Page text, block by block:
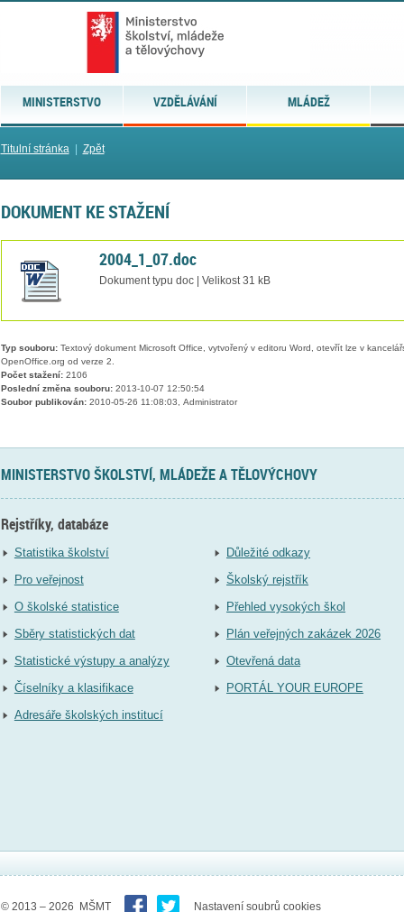
MINISTERSTVO VZDĚLÁVÁNÍ MLÁDEŽ
Titulní stránka| Zpět
DOKUMENT KE STAŽENÍ
2004_1_07.doc
Dokument typu doc | Velikost 31 kB
Typ souboru:Textový dokument Microsoft Office, vytvořený v editoru Word, otevřít lze v
OpenOffice.org od verze 2.
Počet stažení:2106
Poslední změna souboru:2013-10-07 12:50:54
Soubor publikován:2010-05-26 11:08:03, Administrator
MINISTERSTVO ŠKOLSTVÍ, MLÁDEŽE A TĚLOVÝCHOVY
Rejstříky, databáze
Statistika školství
Pro veřejnost
O školské statistice
Sběry statistických dat
Statistické výstupy a analýzy
Číselníky a klasifikace
Adresáře školských institucí
Důležité odkazy
Školský rejstřík
Přehled vysokých škol
Plán veřejných zakázek 2026
Otevřená data
PORTÁL YOUR EUROPE
© 2013 – 2026 MŠMT Nastavení soubrů cookies